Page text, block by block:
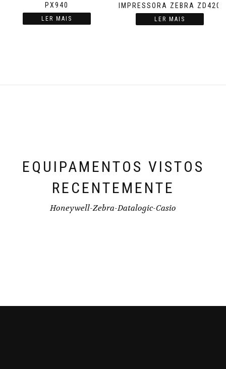
PX940
LER MAIS
IMPRESSORA ZEBRA ZD420
LER MAIS
EQUIPAMENTOS VISTOS
RECENTEMENTE
Honeywell-Zebra-Datalogic-Casio